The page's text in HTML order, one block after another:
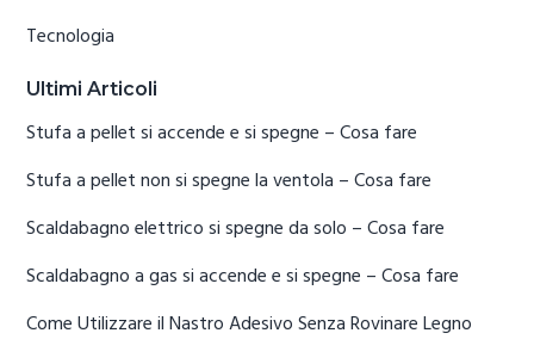
Tecnologia
Ultimi Articoli
Stufa a pellet si accende e si spegne​ – Cosa fare
Stufa a pellet non si spegne la ventola​ – Cosa fare
Scaldabagno elettrico si spegne da solo​ – Cosa fare
Scaldabagno a gas si accende e si spegne​ – Cosa fare
Come Utilizzare il Nastro Adesivo Senza Rovinare Legno